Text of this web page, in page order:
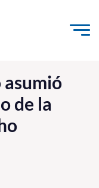
asumió
de la